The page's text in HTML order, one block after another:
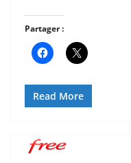
Partager :
Read More